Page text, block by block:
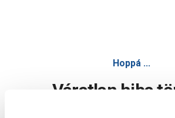
Hoppá ...
Váratlan hiba